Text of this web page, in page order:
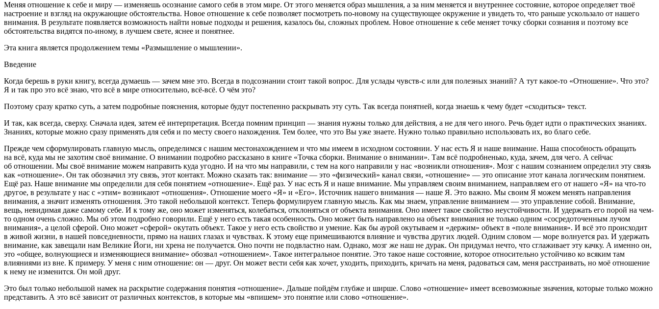
Меняя отношение к себе и миру — изменяешь осознание самого себя в этом мире. От этого меняется образ мышления, а за ним меняется и внутреннее состояние, которое определяет твоё
настроение и взгляд на окружающие обстоятельства. Новое отношение к себе позволяет посмотреть по-новому на существующее окружение и увидеть то, что раньше ускользало от нашего
внимания. В результате появляется возможность найти новые подходы и решения, казалось бы, сложных проблем. Новое отношение к себе меняет точку сборки сознания и поэтому все
обстоятельства видятся по-иному, в лучшем свете, яснее и понятнее.
Эта книга является продолжением темы «Размышление о мышлении».
Введение
Когда берешь в руки книгу, всегда думаешь — зачем мне это. Всегда в подсознании стоит такой вопрос. Для услады чувств-с или для полезных знаний? А тут какое-то «Отношение». Что это?
Я и так про это всё знаю, что всё в мире относительно, всё-всё. О чём это?
Поэтому сразу кратко суть, а затем подробные пояснения, которые будут постепенно раскрывать эту суть. Так всегда понятней, когда знаешь к чему будет «сходиться» текст.
И так, как всегда, сверху. Сначала идея, затем её интерпретация. Всегда помним принцип — знания нужны только для действия, а не для чего иного. Речь будет идти о практических знаниях.
Знаниях, которые можно сразу применять для себя и по месту своего нахождения. Тем более, что это Вы уже знаете. Нужно только правильно использовать их, во благо себе.
Прежде чем сформулировать главную мысль, определимся с нашим местонахождением и что мы имеем в исходном состоянии. У нас есть Я и наше внимание. Наша способность обращать
на всё, куда мы не захотим своё внимание. О внимании подробно рассказано в книге «Точка сборки. Внимание о внимании». Там всё подробненько, куда, зачем, для чего. А сейчас
об отношении. Мы своё внимание можем направить куда угодно. И на что мы направили, с тем на кого направили у нас «возникли отношения». Мозг с нашим сознанием определил эту связь
как «отношение». Он так обозначил эту связь, этот контакт. Можно сказать так: внимание — это «физический» канал связи, «отношение» — это описание этот канала логическим понятием.
Ещё раз. Наше внимание мы определили для себя понятием «отношение». Ещё раз. У нас есть Я и наше внимание. Мы управляем своим вниманием, направляем его от нашего «Я» на что-то
другое, в результате у нас с «этим» возникают «отношения». Отношение моего «Я» и «Его». Источник нашего внимания — наше Я. Это важно. Мы своим Я можем менять направления
внимания, а значит изменять отношения. Это такой небольшой контекст. Теперь формулируем главную мысль. Как мы знаем, управление вниманием — это управление собой. Внимание,
вещь, невидимая даже самому себе. И к тому же, оно может изменяться, колебаться, отклоняться от объекта внимания. Оно имеет такое свойство неустойчивости. И удержать его порой на чем-
то одном очень сложно. Мы об этом подробно говорили. Ещё у него есть такая особенность. Оно может быть направлено на объект внимания не только одним «сосредоточенным лучом
внимания», а целой сферой. Оно может «сферой» окутать объект. Такое у него есть свойство и умение. Как бы аурой окутываем и «держим» объект в «поле внимания». И всё это происходит
в живой жизни, в нашей повседневности, прямо на наших глазах и чувствах. К этому еще примешиваются влияние и чувства других людей. Одним словом — море волнуется раз. И удержать
внимание, как завещали нам Великие Йоги, ни хрена не получается. Оно почти не подвластно нам. Однако, мозг же наш не дурак. Он придумал нечто, что сглаживает эту качку. А именно он,
это «общее, волнующиеся и изменяющиеся внимание» обозвал «отношением». Такое интегральное понятие. Это такое наше состояние, которое относительно устойчиво ко всяким там
влияниями из вне. К примеру. У меня с ним отношение: он — друг. Он может вести себя как хочет, уходить, приходить, кричать на меня, радоваться сам, меня расстраивать, но моё отношение
к нему не изменится. Он мой друг.
Это был только небольшой намек на раскрытие содержания понятия «отношение». Дальше пойдём глубже и ширше. Слово «отношение» имеет всевозможные значения, которые только можно
представить. А это всё зависит от различных контекстов, в которые мы «впишем» это понятие или слово «отношение».